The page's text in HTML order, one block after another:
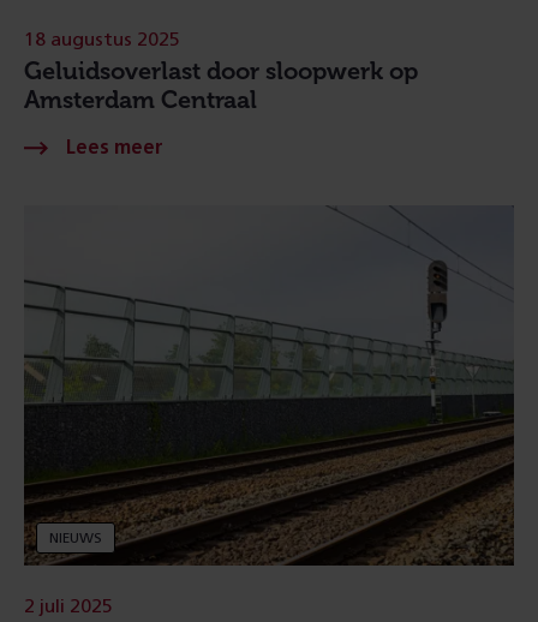
Geluidsoverlast door sloopwerk op
Amsterdam Centraal
18 augustus 2025
NIEUWS
2 juli 2025